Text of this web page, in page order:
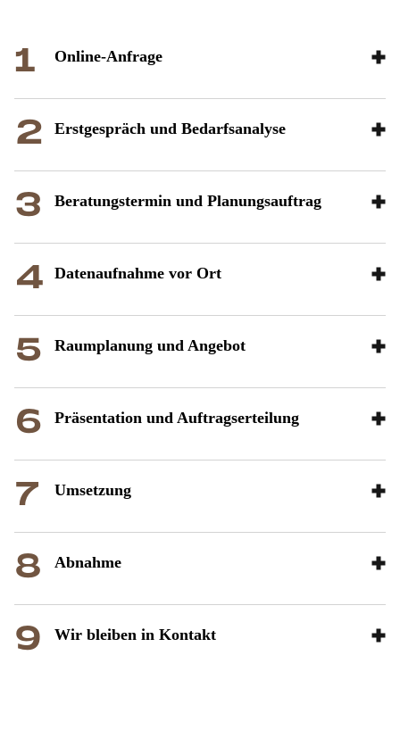
On­line-An­fra­ge
Erst­ge­spräch und Be­darfs­ana­ly­se
Be­ra­tungs­ter­min und Pla­nungs­auf­trag
Da­ten­auf­nah­me vor Ort
Raum­pla­nung und An­ge­bot
Prä­sen­ta­ti­on und Auf­trags­er­tei­lung
Um­set­zung
Ab­nah­me
Wir blei­ben in Kon­takt